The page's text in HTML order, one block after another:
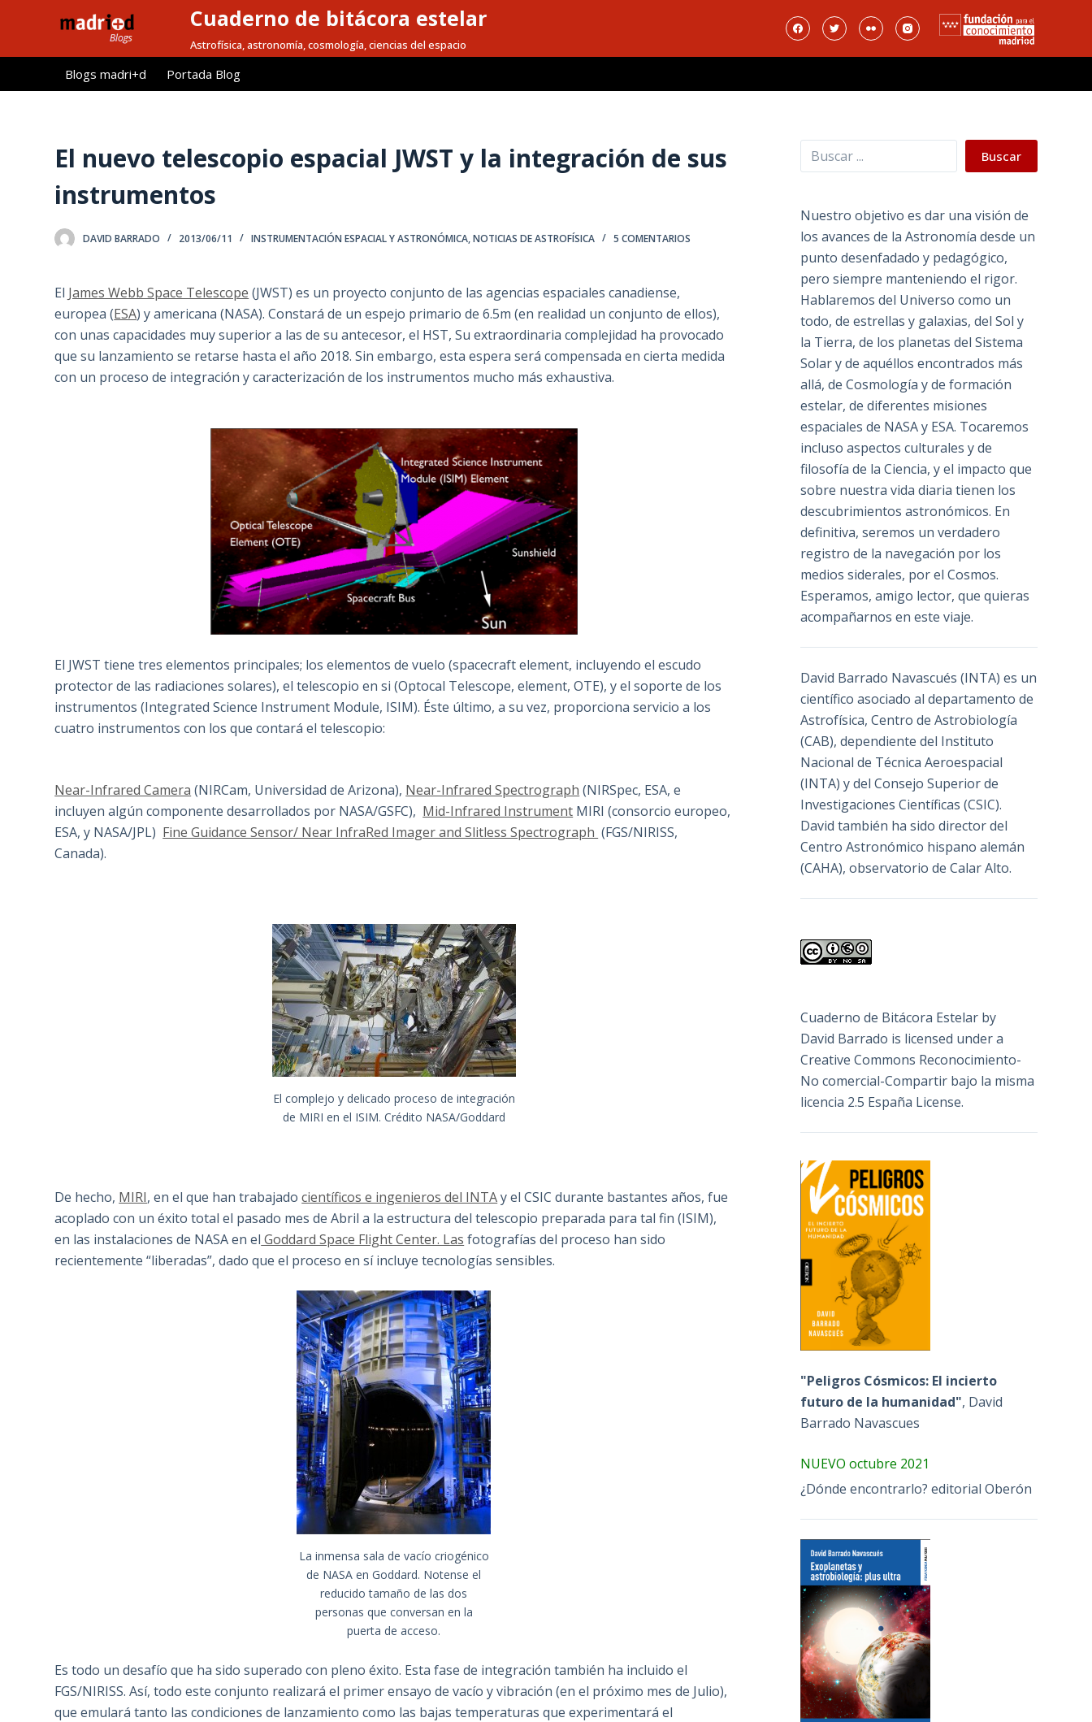
l
Cuaderno de bitácora estelar
Astrofísica, astronomía, cosmología, ciencias del espacio
Blogs madri+d Portada Blog
El nuevo telescopio espacial JWST y la integración de sus
instrumentos
DAVID BARRADO 2013/06/11 INSTRUMENTACIÓN ESPACIAL Y ASTRONÓMICA,NOTICIAS DE ASTROFÍSICA 5 COMENTARIOS
El James Webb Space Telescope (JWST) es un proyecto conjunto de las agencias espaciales canadiense,
europea (ESA) y americana (NASA). Constará de un espejo primario de 6.5m (en realidad un conjunto de ellos),
con unas capacidades muy superior a las de su antecesor, el HST, Su extraordinaria complejidad ha provocado
que su lanzamiento se retarse hasta el año 2018. Sin embargo, esta espera será compensada en cierta medida
con un proceso de integración y caracterización de los instrumentos mucho más exhaustiva.
El JWST tiene tres elementos principales; los elementos de vuelo (spacecraft element, incluyendo el escudo
protector de las radiaciones solares), el telescopio en si (Optocal Telescope, element, OTE), y el soporte de los
instrumentos (Integrated Science Instrument Module, ISIM). Éste último, a su vez, proporciona servicio a los
cuatro instrumentos con los que contará el telescopio:
Near-Infrared Camera (NIRCam, Universidad de Arizona), Near-Infrared Spectrograph (NIRSpec, ESA, e
incluyen algún componente desarrollados por NASA/GSFC), Mid-Infrared Instrument MIRI (consorcio europeo,
ESA, y NASA/JPL) Fine Guidance Sensor/ Near InfraRed Imager and Slitless Spectrograph (FGS/NIRISS,
Canada).
El complejo y delicado proceso de integración
de MIRI en el ISIM. Crédito NASA/Goddard
De hecho, MIRI, en el que han trabajadocientíficos e ingenieros del INTAy el CSIC durante bastantes años, fue
acoplado con un éxito total el pasado mes de Abril a la estructura del telescopio preparada para tal fin (ISIM),
en las instalaciones de NASA en el Goddard Space Flight Center. Las fotografías del proceso han sido
recientemente “liberadas”, dado que el proceso en sí incluye tecnologías sensibles.
La inmensa sala de vacío criogénico
de NASA en Goddard. Notense el
reducido tamaño de las dos
personas que conversan en la
puerta de acceso.
Es todo un desafío que ha sido superado con pleno éxito. Esta fase de integración también ha incluido el
FGS/NIRISS. Así, todo este conjunto realizará el primer ensayo de vacío y vibración (en el próximo mes de Julio),
que emulará tanto las condiciones de lanzamiento como las bajas temperaturas que experimentará el
Buscar Buscar
Nuestro objetivo es dar una visión de
los avances de la Astronomía desde un
punto desenfadado y pedagógico,
pero siempre manteniendo el rigor.
Hablaremos del Universo como un
todo, de estrellas y galaxias, del Sol y
la Tierra, de los planetas del Sistema
Solar y de aquéllos encontrados más
allá, de Cosmología y de formación
estelar, de diferentes misiones
espaciales de NASA y ESA. Tocaremos
incluso aspectos culturales y de
filosofía de la Ciencia, y el impacto que
sobre nuestra vida diaria tienen los
descubrimientos astronómicos. En
definitiva, seremos un verdadero
registro de la navegación por los
medios siderales, por el Cosmos.
Esperamos, amigo lector, que quieras
acompañarnos en este viaje.
David Barrado Navascués (INTA) es un
científico asociado al departamento de
Astrofísica, Centro de Astrobiología
(CAB), dependiente del Instituto
Nacional de Técnica Aeroespacial
(INTA) y del Consejo Superior de
Investigaciones Científicas (CSIC).
David también ha sido director del
Centro Astronómico hispano alemán
(CAHA), observatorio de Calar Alto.
Cuaderno de Bitácora Estelar by
David Barrado is licensed under a
Creative Commons Reconocimiento-
No comercial-Compartir bajo la misma
licencia 2.5 España License.
"Peligros Cósmicos: El incierto
futuro de la humanidad", David
Barrado Navascues
NUEVO octubre 2021
¿Dónde encontrarlo? editorial Oberón